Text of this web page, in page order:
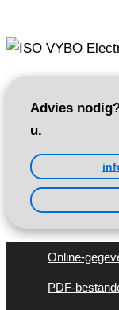
Advies
u.
Online-
PDF-